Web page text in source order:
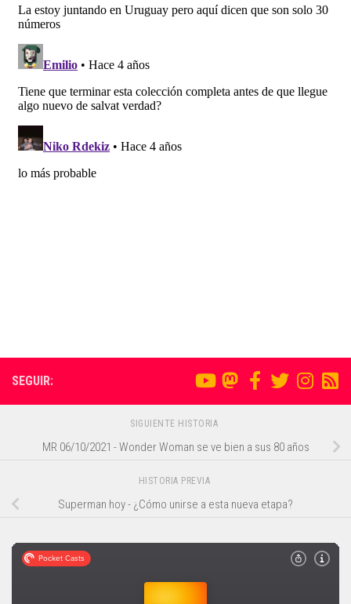
SEGUIR:
SIGUIENTE HISTORIA
MR 06/10/2021 - Wonder Woman se ve bien a sus 80 años
HISTORIA PREVIA
Superman hoy - ¿Cómo unirse a esta nueva etapa?